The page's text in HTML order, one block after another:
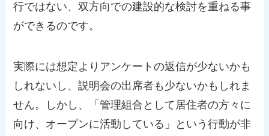
行ではない、双方向での建設的な検討を重ねる事
ができるのです。
実際には想定よりアンケートの返信が少ないかも
しれないし、説明会の出席者も少ないかもしれま
せん。しかし、「管理組合として居住者の方々に
向け、オープンに活動している」という行動が非